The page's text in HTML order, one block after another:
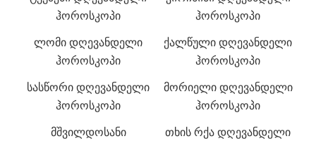
ჰოროსკოპი
ჰოროსკოპი
ლომი დღევანდელი
ჰოროსკოპი
ქალწული დღევანდელი
ჰოროსკოპი
სასწორი დღევანდელი
ჰოროსკოპი
მორიელი დღევანდელი
ჰოროსკოპი
მშვილდოსანი
თხის რქა დღევანდელი